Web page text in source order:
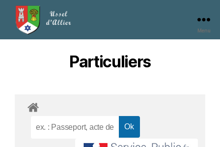
Menu
Particuliers